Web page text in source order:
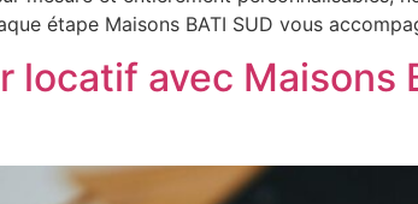
étape Maisons BATI SUD vous
locatif avec Maisons